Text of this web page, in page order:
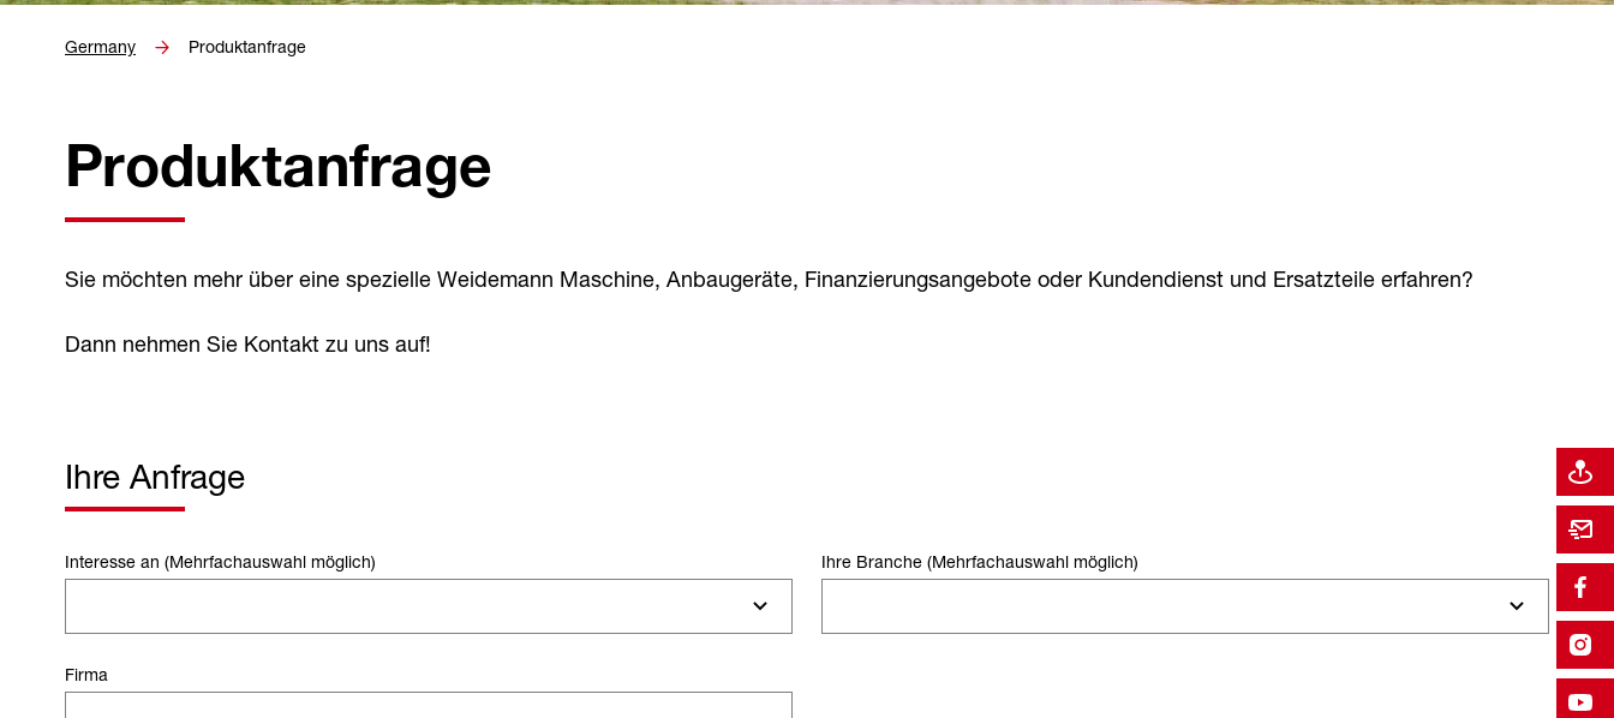
Germany Produktanfrage
Produktanfrage
Sie möchten mehr über eine spezielle Weidemann Maschine, Anbaugeräte, Finanzierungsangebote oder Kundendienst und Ersatzteile erfahren?
Dann nehmen Sie Kontakt zu uns auf!
Ihre Anfrage
Interesse an (Mehrfachauswahl möglich) Ihre Branche (Mehrfachauswahl möglich)
Firma